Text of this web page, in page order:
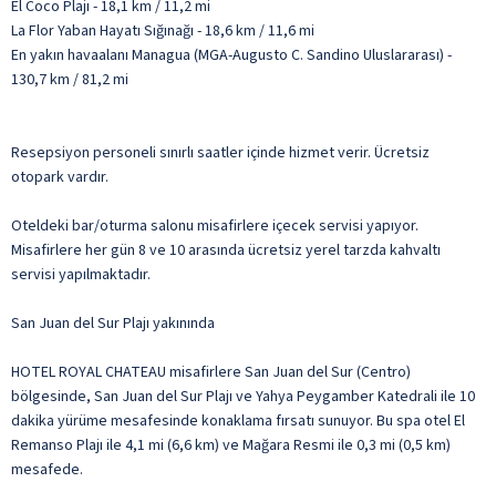
El Coco Plajı - 18,1 km / 11,2 mi
La Flor Yaban Hayatı Sığınağı - 18,6 km / 11,6 mi
En yakın havaalanı Managua (MGA-Augusto C. Sandino Uluslararası) -
130,7 km / 81,2 mi
Resepsiyon personeli sınırlı saatler içinde hizmet verir. Ücretsiz
otopark vardır.
Oteldeki bar/oturma salonu misafirlere içecek servisi yapıyor.
Misafirlere her gün 8 ve 10 arasında ücretsiz yerel tarzda kahvaltı
servisi yapılmaktadır.
San Juan del Sur Plajı yakınında
HOTEL ROYAL CHATEAU misafirlere San Juan del Sur (Centro)
bölgesinde, San Juan del Sur Plajı ve Yahya Peygamber Katedrali ile 10
dakika yürüme mesafesinde konaklama fırsatı sunuyor. Bu spa otel El
Remanso Plajı ile 4,1 mi (6,6 km) ve Mağara Resmi ile 0,3 mi (0,5 km)
mesafede.